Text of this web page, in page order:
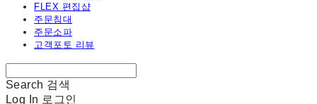
FLEX 편집샵
주문침대
주문소파
고객포토 리뷰
Search 검색
Log In 로그인